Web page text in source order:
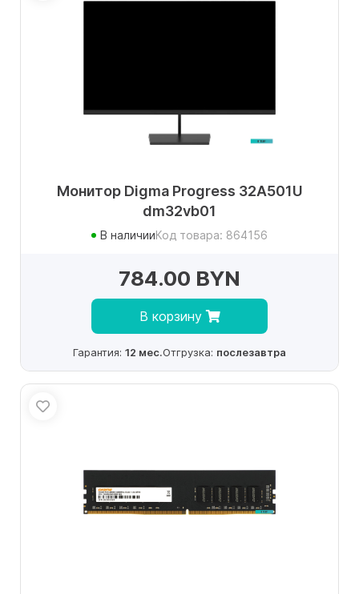
Монитор Digma Progress 32A501U
dm32vb01
В наличииКод товара: 864156
784.00 BYN
В корзину
Гарантия: 12 мес.Отгрузка: послезавтра